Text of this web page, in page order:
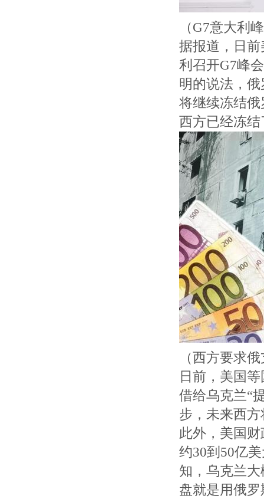
（G7意大利
据报道，日
利召开G7峰
明的说法，
将继续冻结
西方已经冻
（西方要求
日前，美国
借给乌克兰“
步，未来西
此外，美国
约30到50亿
知，乌克兰
盘就是用俄